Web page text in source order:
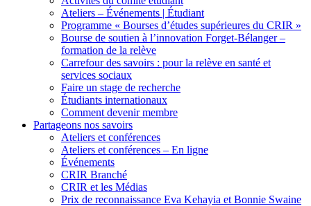
Ateliers – Événements | Étudiant
Programme « Bourses d’études supérieures du CRIR »
Bourse de soutien à l’innovation Forget-Bélanger –
formation de la relève
Carrefour des savoirs : pour la relève en santé et
services sociaux
Faire un stage de recherche
Étudiants internationaux
Comment devenir membre
Partageons nos savoirs
Ateliers et conférences
Ateliers et conférences – En ligne
Événements
CRIR Branché
CRIR et les Médias
Prix de reconnaissance Eva Kehayia et Bonnie Swaine